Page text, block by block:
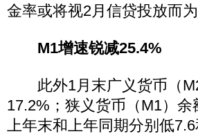
金率或将视2月信贷投放而为
M1增速锐减25.4%
此外1月末广义货币（
17.2%；狭义货币（M1）
上年末和上年同期分别低